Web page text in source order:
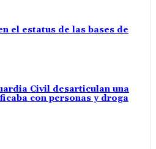
el estatus de las bases de
Civil desarticulan una
con personas y droga